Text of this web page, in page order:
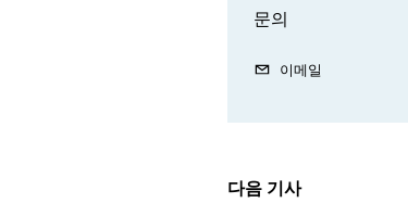
문의
이메일
다음 기사